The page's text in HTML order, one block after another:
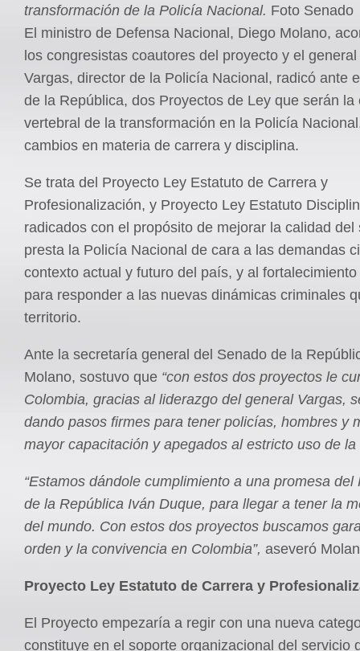
transformación de la Policía Nacional. Foto Senado
El ministro de Defensa Nacional, Diego Molano,
los congresistas coautores del proyecto y el
Vargas, director de la Policía Nacional, radicó ante
de la República, dos Proyectos de Ley que serán la
vertebral de la transformación en la Policía
cambios en materia de carrera y disciplina.
Se trata del Proyecto Ley Estatuto de Carrera y
Profesionalización, y Proyecto Ley Estatuto
radicados con el propósito de mejorar la calidad del
presta la Policía Nacional de cara a las demandas
contexto actual y futuro del país, y al
para responder a las nuevas dinámicas criminales
territorio.
Ante la secretaría general del Senado de la
Molano, sostuvo que “con estos dos proyectos le
Colombia, gracias al liderazgo del general Vargas,
dando pasos firmes para tener policías, hombres y
mayor capacitación y apegados al estricto uso de la
“Estamos dándole cumplimiento a una promesa del
de la República Iván Duque, para llegar a tener la
del mundo. Con estos dos proyectos buscamos
orden y la convivencia en Colombia”, aseveró
Proyecto Ley Estatuto de Carrera y
El Proyecto empezaría a regir con una nueva
constituye en el soporte organizacional del servicio